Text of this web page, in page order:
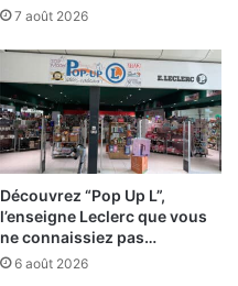
7 août 2026
Découvrez “Pop Up L”,
l’enseigne Leclerc que vous
ne connaissiez pas…
6 août 2026